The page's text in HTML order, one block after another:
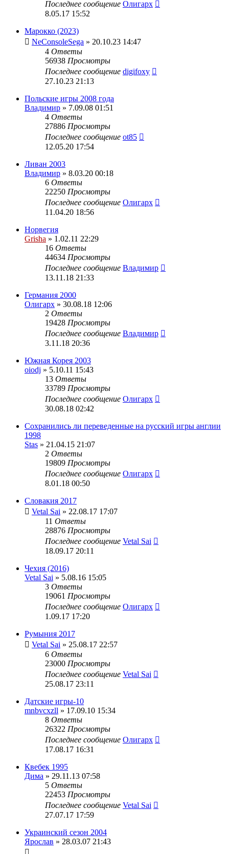
Последнее сообщение Олигарх
8.05.17 15:52
Марокко (2023)
NeConsoleSega » 20.10.23 14:47
4 Ответы
56938 Просмотры
Последнее сообщение digifoxy
27.10.23 21:13
Польские игры 2008 года
Владимир » 7.09.08 01:51
4 Ответы
27886 Просмотры
Последнее сообщение ot85
12.05.20 17:54
Ливан 2003
Владимир » 8.03.20 00:18
6 Ответы
22250 Просмотры
Последнее сообщение Олигарх
11.04.20 18:56
Норвегия
Grisha » 1.02.11 22:29
16 Ответы
44634 Просмотры
Последнее сообщение Владимир
13.11.18 21:33
Германия 2000
Олигарх » 30.08.18 12:06
2 Ответы
19428 Просмотры
Последнее сообщение Владимир
3.11.18 20:36
Южная Корея 2003
oiodj » 5.10.11 15:43
13 Ответы
33789 Просмотры
Последнее сообщение Олигарх
30.08.18 02:42
Сохранились ли переведенные на русский игры англии
1998
Stas » 21.04.15 21:07
2 Ответы
19809 Просмотры
Последнее сообщение Олигарх
8.01.18 00:50
Словакия 2017
Vetal Sai » 22.08.17 17:07
11 Ответы
28876 Просмотры
Последнее сообщение Vetal Sai
18.09.17 20:11
Чехия (2016)
Vetal Sai » 5.08.16 15:05
3 Ответы
19061 Просмотры
Последнее сообщение Олигарх
1.09.17 17:20
Румыния 2017
Vetal Sai » 25.08.17 22:57
6 Ответы
23000 Просмотры
Последнее сообщение Vetal Sai
25.08.17 23:11
Датские игры-10
mnbvcxzll » 17.09.10 15:34
8 Ответы
26322 Просмотры
Последнее сообщение Олигарх
17.08.17 16:31
Квебек 1995
Дима » 29.11.13 07:58
5 Ответы
22453 Просмотры
Последнее сообщение Vetal Sai
27.07.17 17:59
Украинский сезон 2004
Ярослав » 28.03.07 21:43